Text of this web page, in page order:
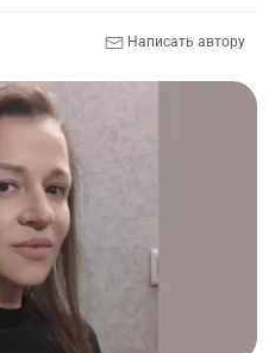
Написать автору